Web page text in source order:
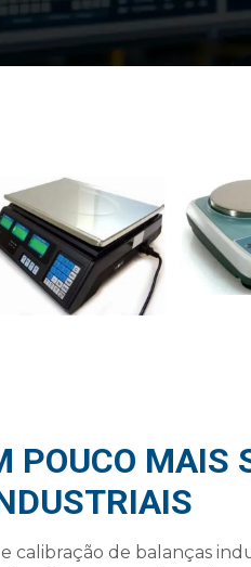
POUCO MAIS
calibração de balanças